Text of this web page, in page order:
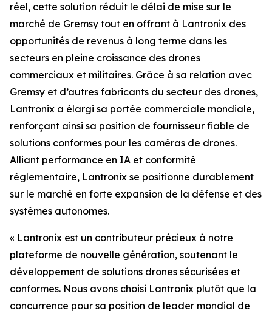
réel, cette solution réduit le délai de mise sur le
marché de Gremsy tout en offrant à Lantronix des
opportunités de revenus à long terme dans les
secteurs en pleine croissance des drones
commerciaux et militaires. Grâce à sa relation avec
Gremsy et d’autres fabricants du secteur des drones,
Lantronix a élargi sa portée commerciale mondiale,
renforçant ainsi sa position de fournisseur fiable de
solutions conformes pour les caméras de drones.
Alliant performance en IA et conformité
réglementaire, Lantronix se positionne durablement
sur le marché en forte expansion de la défense et des
systèmes autonomes.
« Lantronix est un contributeur précieux à notre
plateforme de nouvelle génération, soutenant le
développement de solutions drones sécurisées et
conformes. Nous avons choisi Lantronix plutôt que la
concurrence pour sa position de leader mondial de